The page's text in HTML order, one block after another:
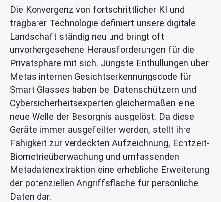
Die Konvergenz von fortschrittlicher KI und
tragbarer Technologie definiert unsere digitale
Landschaft ständig neu und bringt oft
unvorhergesehene Herausforderungen für die
Privatsphäre mit sich. Jüngste Enthüllungen über
Metas internen Gesichtserkennungscode für
Smart Glasses haben bei Datenschützern und
Cybersicherheitsexperten gleichermaßen eine
neue Welle der Besorgnis ausgelöst. Da diese
Geräte immer ausgefeilter werden, stellt ihre
Fähigkeit zur verdeckten Aufzeichnung, Echtzeit-
Biometrieüberwachung und umfassenden
Metadatenextraktion eine erhebliche Erweiterung
der potenziellen Angriffsfläche für persönliche
Daten dar.